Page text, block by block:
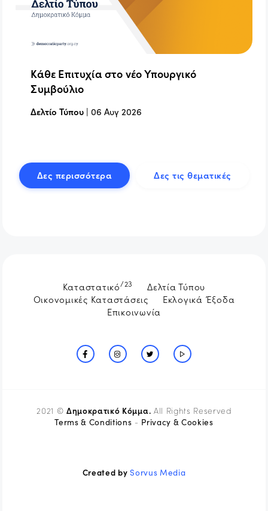
Κάθε Επιτυχία στο νέο Υπουργικό
Συμβούλιο
Δελτίο Τύπου |06 Αυγ 2026
Δες περισσότερα Δες τις θεματικές
Καταστατικό/23
Δελτία Τύπου
Οικονομικές Καταστάσεις
Εκλογικά Έξοδα
Επικοινωνία
2021 ©Δημοκρατικό Κόμμα. All Rights Reserved
Terms & Conditions - Privacy & Cookies
Created bySorvus Media